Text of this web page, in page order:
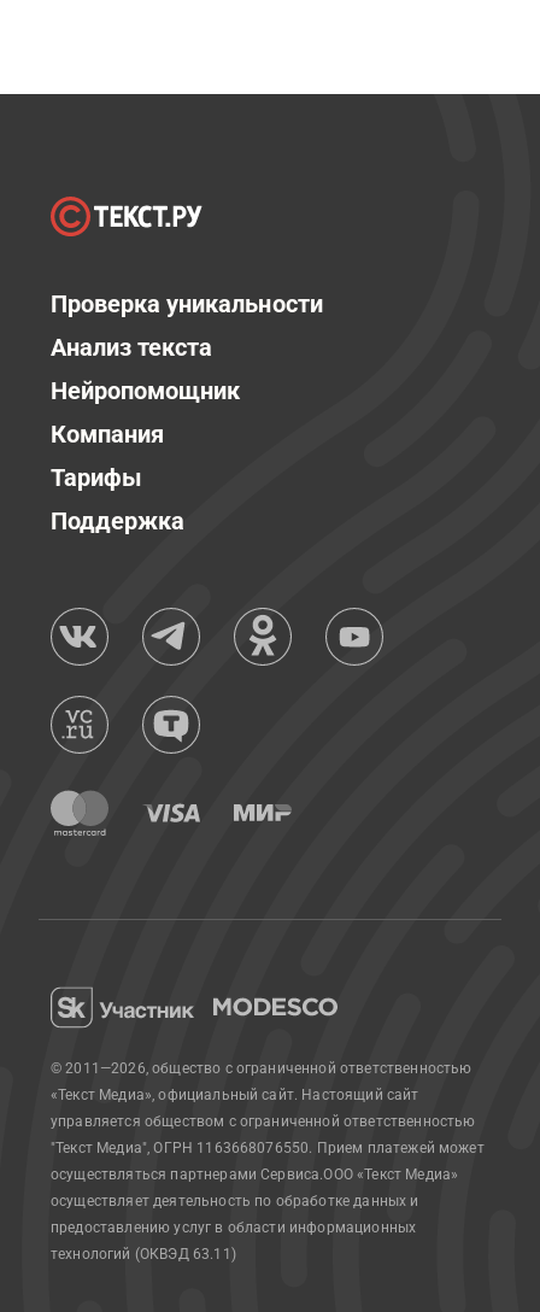
Проверка уникальности
Анализ текста
Нейропомощник
Компания
Тарифы
Поддержка
© 2011—2026, общество с ограниченной ответственностью
«Текст Медиа», официальный сайт. Настоящий сайт
управляется обществом с ограниченной ответственностью
"Текст Медиа", ОГРН 1163668076550. Прием платежей может
осуществляться партнерами Сервиса.ООО «Текст Медиа»
осуществляет деятельность по обработке данных и
предоставлению услуг в области информационных
технологий (ОКВЭД 63.11)